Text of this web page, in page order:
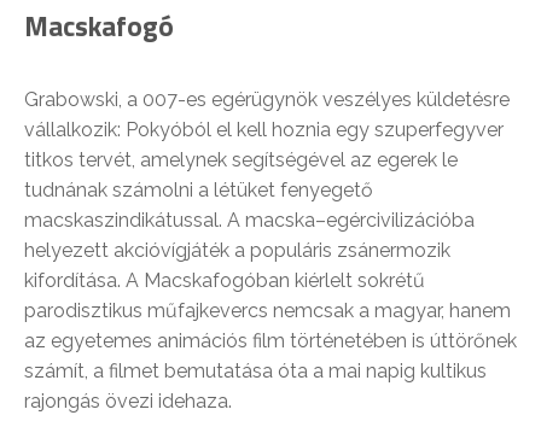
Macskafogó
Grabowski, a 007-es egérügynök veszélyes küldetésre
vállalkozik: Pokyóból el kell hoznia egy szuperfegyver
titkos tervét, amelynek segítségével az egerek le
tudnának számolni a létüket fenyegető
macskaszindikátussal. A macska–egércivilizációba
helyezett akcióvígjáték a populáris zsánermozik
kifordítása. A Macskafogóban kiérlelt sokrétű
parodisztikus műfajkevercs nemcsak a magyar, hanem
az egyetemes animációs film történetében is úttörőnek
számít, a filmet bemutatása óta a mai napig kultikus
rajongás övezi idehaza.